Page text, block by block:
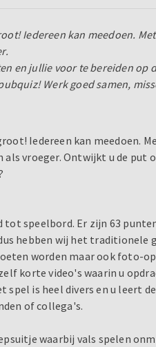
Iedereen kan meedoen.
en jullie voor te bereiden op
Werk goed samen,
Iedereen kan meedoen.
vroeger. Ontwijkt u de put
speelbord. Er zijn 63
hebben wij het
worden maar ook foto-
korte video's waarin u
spel is heel divers en u leert
of collega's.
waarbij vals spelen